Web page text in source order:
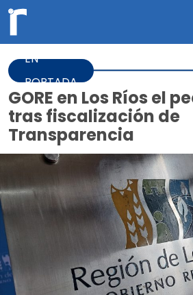
EN
PORTADA
GORE en Los Ríos el
tras fiscalización de
Transparencia